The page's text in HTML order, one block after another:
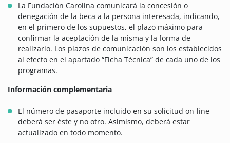
La Fundación Carolina comunicará la concesión o
denegación de la beca a la persona interesada, indicando,
en el primero de los supuestos, el plazo máximo para
confirmar la aceptación de la misma y la forma de
realizarlo. Los plazos de comunicación son los establecidos
al efecto en el apartado “Ficha Técnica” de cada uno de los
programas.
Información complementaria
El número de pasaporte incluido en su solicitud on-line
deberá ser éste y no otro. Asimismo, deberá estar
actualizado en todo momento.